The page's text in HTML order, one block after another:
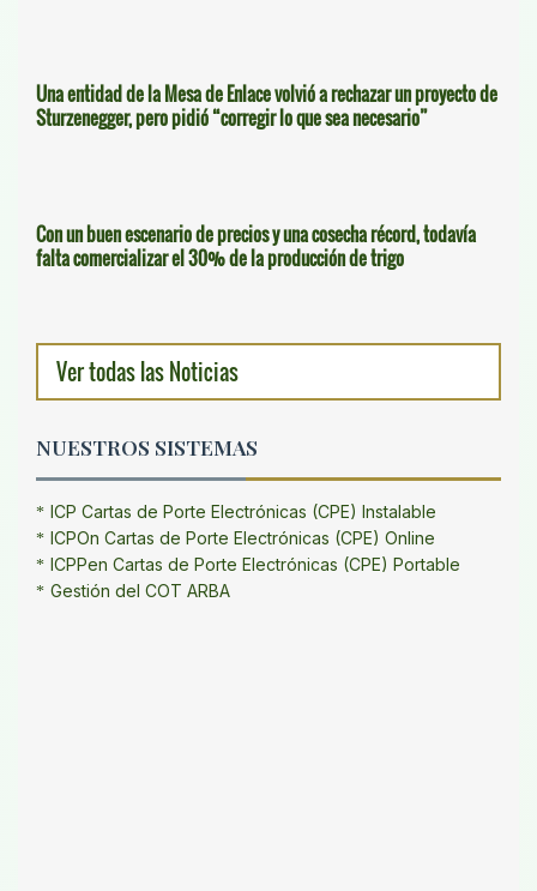
Una entidad de la Mesa de Enlace volvió a rechazar un proyecto de
Sturzenegger, pero pidió “corregir lo que sea necesario”
Con un buen escenario de precios y una cosecha récord, todavía
falta comercializar el 30% de la producción de trigo
Ver todas las Noticias
NUESTROS SISTEMAS
ICP Cartas de Porte Electrónicas (CPE) Instalable
ICPOn Cartas de Porte Electrónicas (CPE) Online
ICPPen Cartas de Porte Electrónicas (CPE) Portable
Gestión del COT ARBA